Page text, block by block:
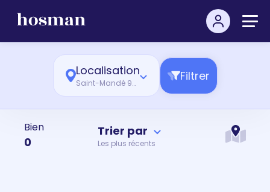
Localisation
Saint-Mandé 94160 Filtrer
Bien
0
Trier par